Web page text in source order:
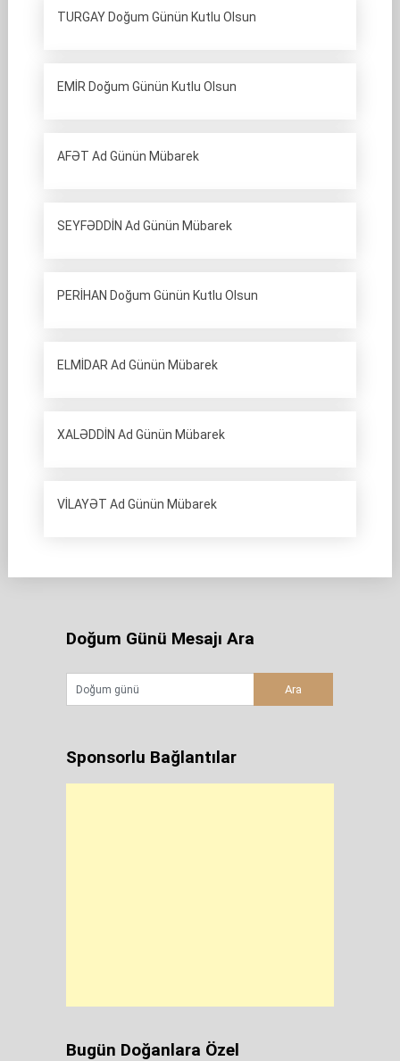
TURGAY Doğum Günün Kutlu Olsun
EMİR Doğum Günün Kutlu Olsun
AFƏT Ad Günün Mübarek
SEYFƏDDİN Ad Günün Mübarek
PERİHAN Doğum Günün Kutlu Olsun
ELMİDAR Ad Günün Mübarek
XALƏDDİN Ad Günün Mübarek
VİLAYƏT Ad Günün Mübarek
Doğum Günü Mesajı Ara
Sponsorlu Bağlantılar
Bugün Doğanlara Özel